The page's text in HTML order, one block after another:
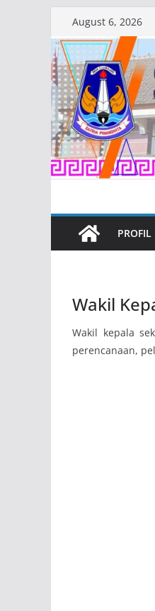
to
content
August 6, 2026
PROFIL
Wakil
Wakil kepala
perencanaan,